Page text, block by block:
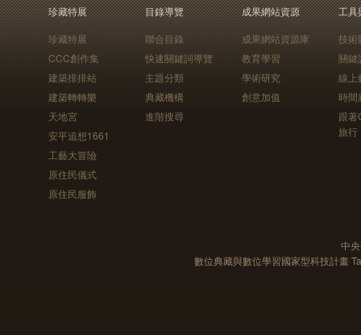
珍藏特展
珍藏特展
CCC創作集
建築排排站
建築轉轉樂
天地宮
安平追想1661
工藝大冒險
原住民儀式
原住民服飾
目錄導覽
聯合目錄
快速關鍵詞導覽
主題分類
典藏機構
進階搜尋
成果網站資源
成果網站資源庫
教育學習
學術研究
創意加值
工具
技術
關鍵
線上
時間
跟
旅行
中
數位典藏與數位學習國家型科技計畫